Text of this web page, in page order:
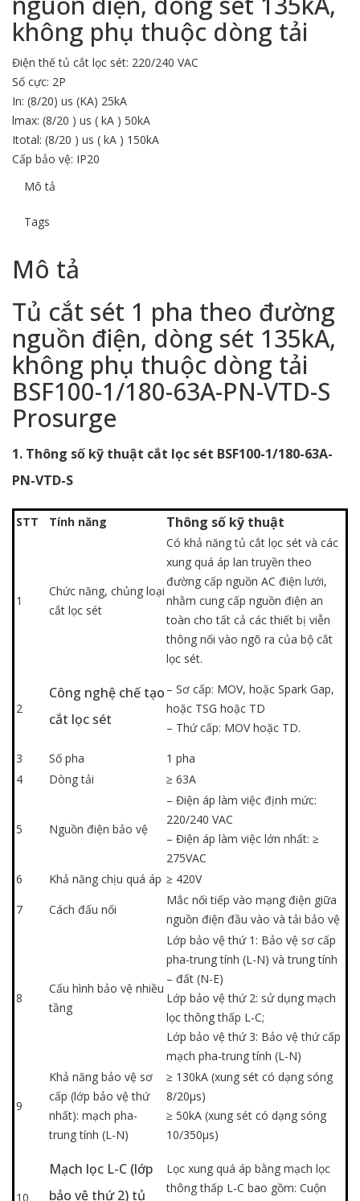
không phụ thuộc dòng tải
Điện thế tủ cắt lọc sét: 220/240 VAC
Số cực: 2P
In: (8/20) us (KA) 25kA
lmax: (8/20 ) us ( kA ) 50kA
Itotal: (8/20 ) us ( kA ) 150kA
Cấp bảo vệ: IP20
Mô tả
Tags
Mô tả
Tủ cắt sét 1 pha theo đường
nguồn điện, dòng sét 135kA,
không phụ thuộc dòng tải
BSF100-1/180-63A-PN-VTD-S
Prosurge
1. Thông số kỹ thuật cắt lọc sét BSF100-1/180-63A-
PN-VTD-S
STT Tính năng Thông số kỹ thuật
1
Chức năng, chủng loại
cắt lọc sét
Có khả năng tủ cắt lọc sét và các
xung quá áp lan truyền theo
đường cấp nguồn AC điện lưới,
nhằm cung cấp nguồn điện an
toàn cho tất cả các thiết bị viễn
thông nối vào ngõ ra của bộ cắt
lọc sét.
2
Công nghệ chế tạo
cắt lọc sét
– Sơ cấp: MOV, hoặc Spark Gap,
hoặc TSG hoặc TD
– Thứ cấp: MOV hoặc TD.
3
Số pha
1 pha
4
Dòng tải ≥ 63A
5 Nguồn điện bảo vệ
– Điện áp làm việc định mức:
220/240 VAC
– Điện áp làm việc lớn nhất: ≥
275VAC
6
Khả năng chịu quá áp ≥ 420V
7
Cách đấu nối
Mắc nối tiếp vào mạng điện giữa
nguồn điện đầu vào và tải bảo vệ
8
Cấu hình bảo vệ nhiều
tầng
Lớp bảo vệ thứ 1: Bảo vệ sơ cấp
pha-trung tính (L-N) và trung tính
– đất (N-E)
Lớp bảo vệ thứ 2: sử dụng mạch
lọc thông thấp L-C;
Lớp bảo vệ thứ 3: Bảo vệ thứ cấp
mạch pha-trung tính (L-N)
9
Khả năng bảo vệ sơ
cấp (lớp bảo vệ thứ
nhất): mạch pha-
trung tính (L-N)
≥ 130kA (xung sét có dạng sóng
8/20µs)
≥ 50kA (xung sét có dạng sóng
10/350µs)
10
Mạch lọc L-C (lớp
bảo vệ thứ 2) tủ
Lọc xung quá áp bằng mạch lọc
thông thấp L-C bao gồm: Cuộn